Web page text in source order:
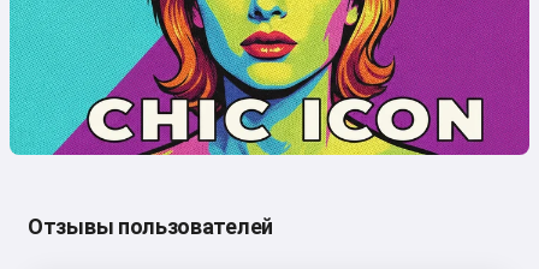
Отзывы пользователей